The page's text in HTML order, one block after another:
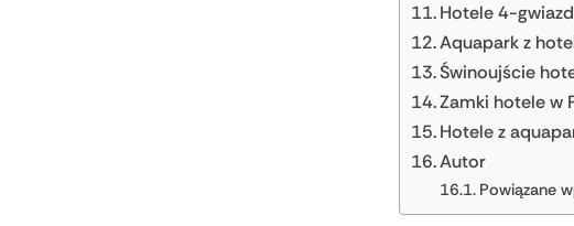
Hotele 4-
Aquapark z
Świnoujście
Zamki hotele w
Hotele z
Autor
Powiązane